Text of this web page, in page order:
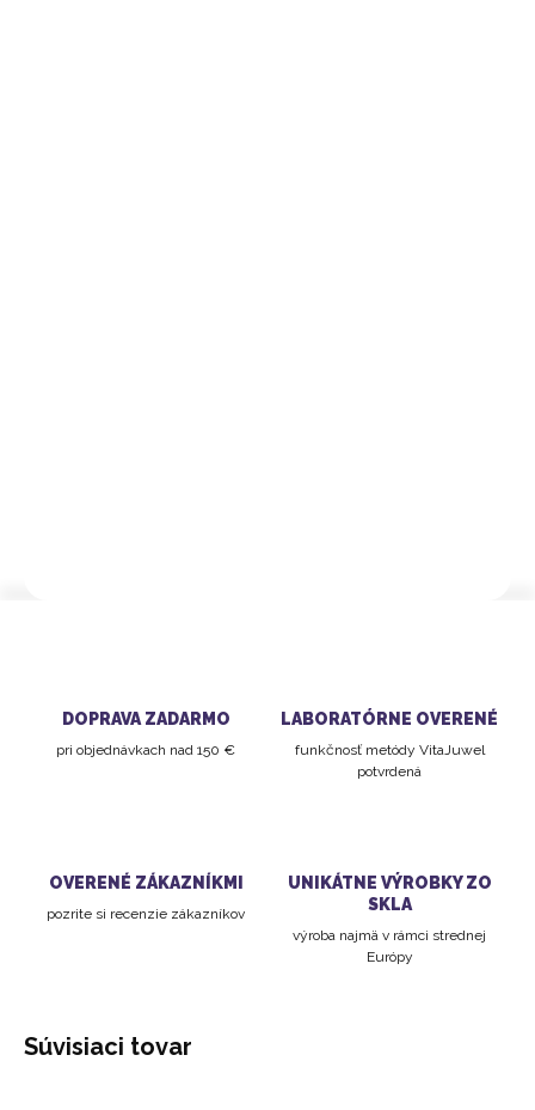
DOPRAVA ZADARMO
pri objednávkach nad 150 €
LABORATÓRNE OVERENÉ
funkčnosť metódy VitaJuwel
potvrdená
OVERENÉ ZÁKAZNÍKMI
pozrite si recenzie zákazníkov
UNIKÁTNE VÝROBKY ZO
SKLA
výroba najmä v rámci strednej
Európy
Súvisiaci tovar